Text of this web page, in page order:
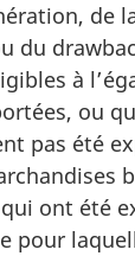
de
du
à
ou
pas été
ont été
pour